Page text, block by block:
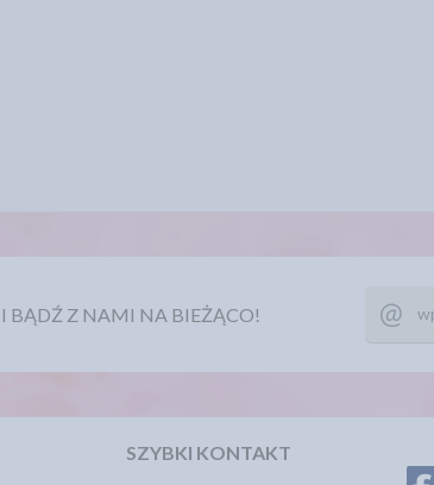
I BĄDŹ Z NAMI NA BIEŻĄCO!
SZYBKI KONTAKT